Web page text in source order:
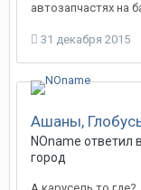
автозапчастях на
31 декабря 2015
Ашаны,
NOname ответил
город